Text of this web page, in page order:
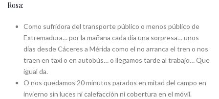
Rosa:
Como sufridora del transporte público o menos público de
Extremadura… por la mañana cada día una sorpresa… unos
días desde Cáceres a Mérida como el no arranca el tren o nos
traen en taxi o en autobús… o llegamos tarde al trabajo… Que
igual da.
O nos quedamos 20 minutos parados en mitad del campo en
invierno sin luces ni calefacción ni cobertura en el móvil.